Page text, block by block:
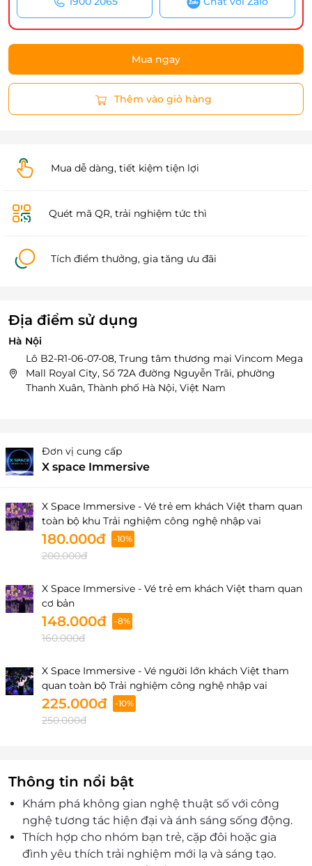
Mua ngay
Thêm vào giỏ hàng
Mua dễ dàng, tiết kiệm tiện lợi
Quét mã QR, trải nghiệm tức thì
Tích điểm thưởng, gia tăng ưu đãi
Địa điểm sử dụng
Hà Nội
Lô B2-R1-06-07-08, Trung tâm thương mại Vincom Mega
Mall Royal City, Số 72A đường Nguyễn Trãi, phường
Thanh Xuân, Thành phố Hà Nội, Việt Nam
Đơn vị cung cấp
X space Immersive
X Space Immersive - Vé trẻ em khách Việt tham quan
toàn bộ khu Trải nghiệm công nghệ nhập vai
180.000đ -10%
200.000đ
X Space Immersive - Vé trẻ em khách Việt tham quan
cơ bản
148.000đ -8%
160.000đ
X Space Immersive - Vé người lớn khách Việt tham
quan toàn bộ Trải nghiệm công nghệ nhập vai
225.000đ -10%
250.000đ
Thông tin nổi bật
Khám phá không gian nghệ thuật số với công
nghệ tương tác hiện đại và ánh sáng sống động.
Thích hợp cho nhóm bạn trẻ, cặp đôi hoặc gia
đình yêu thích trải nghiệm mới lạ và sáng tạo.